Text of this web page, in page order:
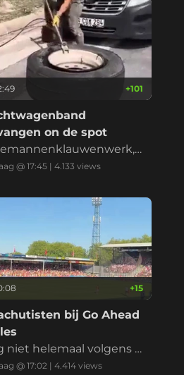
+101
on de spot
handschoenen
@ 17:45 |4.133 views
+15
bij Go Ahead
niet helemaal volgens p
@ 17:02 |4.414 views